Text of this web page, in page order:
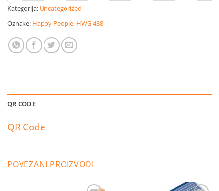
Kategorija: Uncategorized
Oznake: Happy People, HWG 438
QR CODE
QR Code
POVEZANI PROIZVODI